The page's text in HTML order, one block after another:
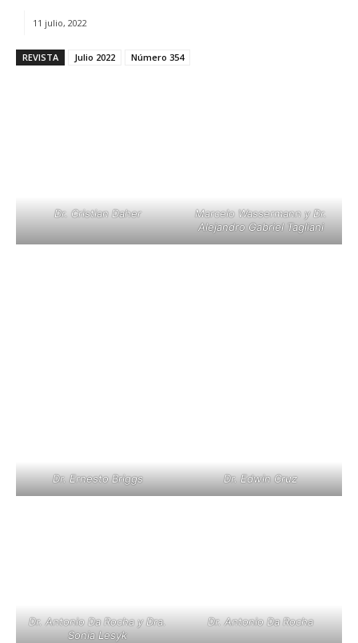
11 julio, 2022
REVISTA Julio 2022 Número 354
Dr. Cristian Daher
Marcelo Wassermann y Dr.
Alejandro Gabriel Tagliani
Dr. Ernesto Briggs Dr. Edwin Cruz
Dr. Antonio Da Rocha y Dra.
Sonia Lesyk
Dr. Antonio Da Rocha